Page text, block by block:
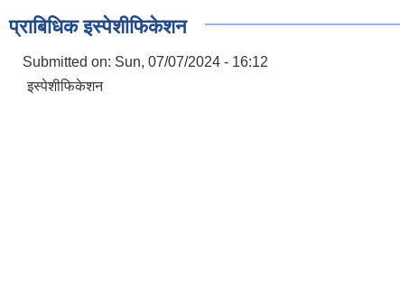
प्राबिधिक इस्पेशीफिकेशन
Submitted on: Sun, 07/07/2024 - 16:12
इस्पेशीफिकेशन